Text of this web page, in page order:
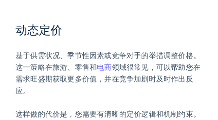
动态定价
基于供需状况、季节性因素或竞争对手的举措调整价格。
这一策略在旅游、零售和电商领域很常见，可以帮助您在
需求旺盛期获取更多价值，并在竞争加剧时及时作出反
应。
这样做的代价是，您需要有清晰的定价逻辑和机制约束。